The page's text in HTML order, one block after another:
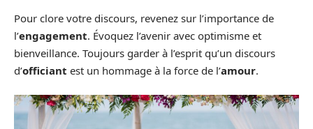
Pour clore votre discours, revenez sur l’importance de
l’engagement. Évoquez l’avenir avec optimisme et
bienveillance. Toujours garder à l’esprit qu’un discours
d’officiant est un hommage à la force de l’amour.